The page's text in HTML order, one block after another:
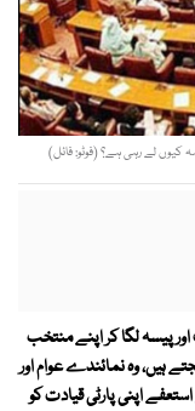
کیوں لے رہی ہے؟ (فوٹو: فائل)
پیسہ لگا کر اپنے منتخب
ہیں، وہ نمائندے عوام اور
اپنی پارٹی قیادت کو